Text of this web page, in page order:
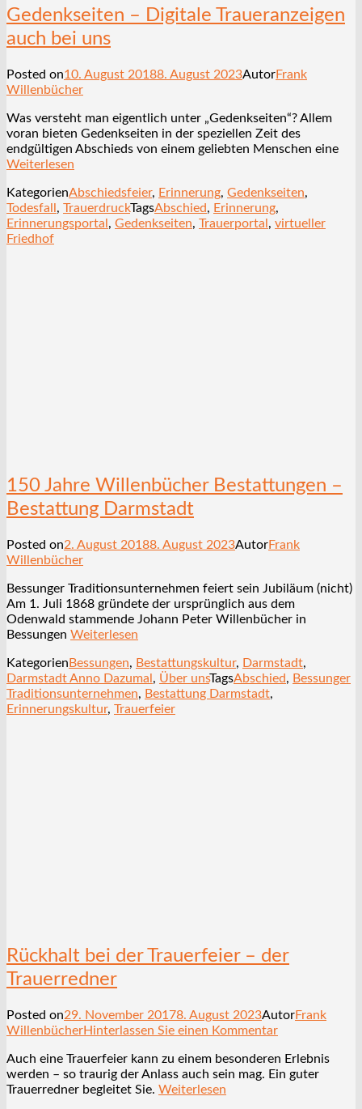
Gedenkseiten – Digitale Traueranzeigen
auch bei uns
Posted on10. August 20188. August 2023AutorFrank
Willenbücher
Was versteht man eigentlich unter „Gedenkseiten“? Allem
voran bieten Gedenkseiten in der speziellen Zeit des
endgültigen Abschieds von einem geliebten Menschen eine
Weiterlesen
KategorienAbschiedsfeier, Erinnerung, Gedenkseiten,
Todesfall , TrauerdruckTagsAbschied, Erinnerung,
Erinnerungsportal , Gedenkseiten, Trauerportal , virtueller
Friedhof
150 Jahre Willenbücher Bestattungen –
Bestattung Darmstadt
Posted on2. August 20188. August 2023AutorFrank
Willenbücher
Bessunger Traditionsunternehmen feiert sein Jubiläum (nicht)
Am 1. Juli 1868 gründete der ursprünglich aus dem
Odenwald stammende Johann Peter Willenbücher in
Bessungen Weiterlesen
Kategorien Bessungen, Bestattungskultur, Darmstadt,
Darmstadt Anno Dazumal , Über unsTagsAbschied, Bessunger
Traditionsunternehmen, Bestattung Darmstadt,
Erinnerungskultur, Trauerfeier
Rückhalt bei der Trauerfeier – der
Trauerredner
Posted on29. November 20178. August 2023AutorFrank
WillenbücherHinterlassen Sie einen Kommentar
Auch eine Trauerfeier kann zu einem besonderen Erlebnis
werden – so traurig der Anlass auch sein mag. Ein guter
Trauerredner begleitet Sie. Weiterlesen